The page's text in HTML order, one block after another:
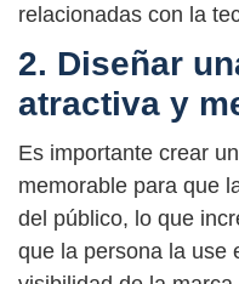
relacionadas con la
2. Diseñar
atractiva y
Es importante crear
memorable para que
del público, lo que
que la persona la use